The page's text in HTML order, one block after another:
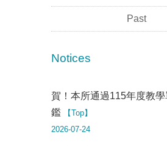
Past
Notices
賀！本所通過115年度教
鑑
【Top】
2026-07-24